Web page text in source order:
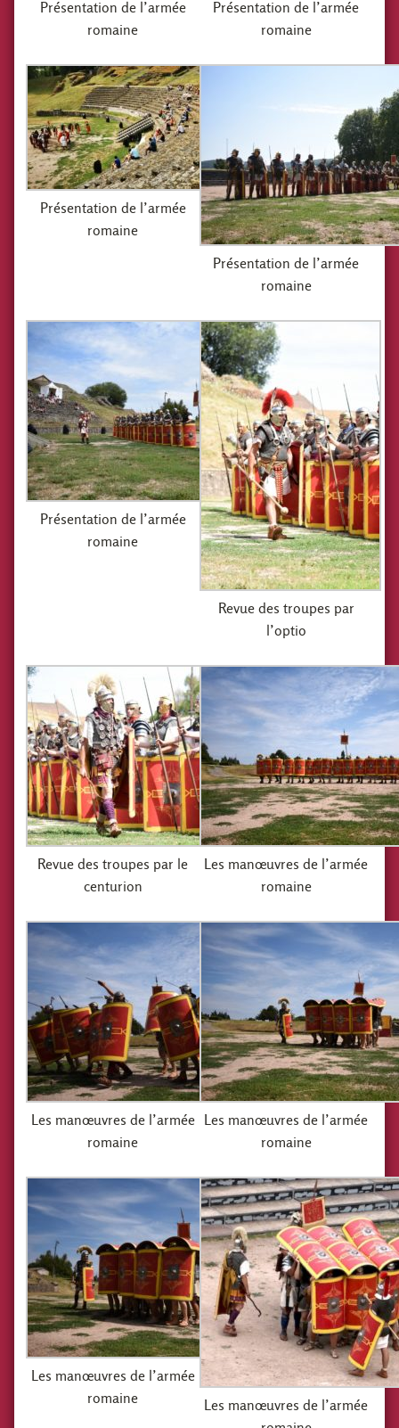
Présentation de l’armée
romaine
Présentation de l’armée
romaine
Présentation de l’armée
romaine
Présentation de l’armée
romaine
Présentation de l’armée
romaine
Revue des troupes par
l’optio
Revue des troupes par le
centurion
Les manœuvres de l’armée
romaine
Les manœuvres de l’armée
romaine
Les manœuvres de l’armée
romaine
Les manœuvres de l’armée
romaine
Les manœuvres de l’armée